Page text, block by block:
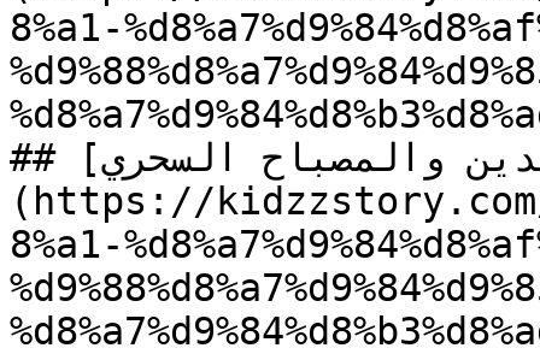
8%a1-
## [علاء الدين والمصباح السحري]
(https://kidzzstory.com/
8%a1-